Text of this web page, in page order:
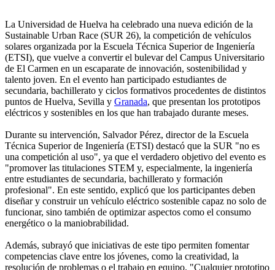
La Universidad de Huelva ha celebrado una nueva edición de la
Sustainable Urban Race (SUR 26), la competición de vehículos
solares organizada por la Escuela Técnica Superior de Ingeniería
(ETSI), que vuelve a convertir el bulevar del Campus Universitario
de El Carmen en un escaparate de innovación, sostenibilidad y
talento joven. En el evento han participado estudiantes de
secundaria, bachillerato y ciclos formativos procedentes de distintos
puntos de Huelva, Sevilla y Granada, que presentan los prototipos
eléctricos y sostenibles en los que han trabajado durante meses.
Durante su intervención, Salvador Pérez, director de la Escuela
Técnica Superior de Ingeniería (ETSI) destacó que la SUR "no es
una competición al uso", ya que el verdadero objetivo del evento es
"promover las titulaciones STEM y, especialmente, la ingeniería
entre estudiantes de secundaria, bachillerato y formación
profesional". En este sentido, explicó que los participantes deben
diseñar y construir un vehículo eléctrico sostenible capaz no solo de
funcionar, sino también de optimizar aspectos como el consumo
energético o la maniobrabilidad.
Además, subrayó que iniciativas de este tipo permiten fomentar
competencias clave entre los jóvenes, como la creatividad, la
resolución de problemas o el trabajo en equipo. "Cualquier prototipo